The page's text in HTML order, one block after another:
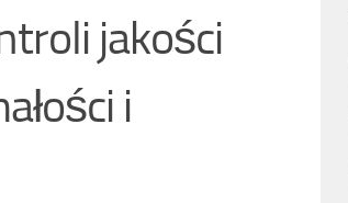
jakości
i